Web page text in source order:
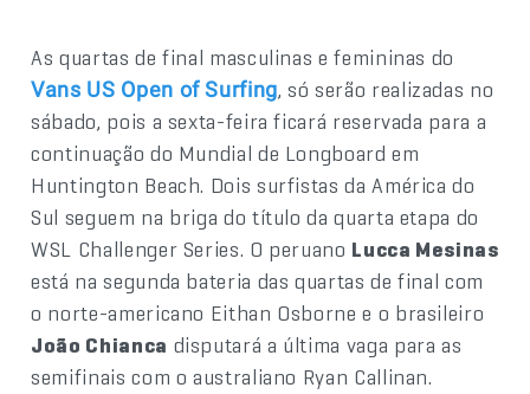
As quartas de final masculinas e femininas do
Vans US Open of Surfing, só serão realizadas no
sábado, pois a sexta-feira ficará reservada para a
continuação do Mundial de Longboard em
Huntington Beach. Dois surfistas da América do
Sul seguem na briga do título da quarta etapa do
WSL Challenger Series. O peruano Lucca Mesinas
está na segunda bateria das quartas de final com
o norte-americano Eithan Osborne e o brasileiro
João Chianca disputará a última vaga para as
semifinais com o australiano Ryan Callinan.